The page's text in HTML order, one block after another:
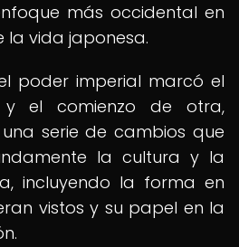
más occidental en
la vida japonesa.
poder imperial marcó el
el comienzo de otra,
serie de cambios que
la cultura y la
incluyendo la forma en
vistos y su papel en la